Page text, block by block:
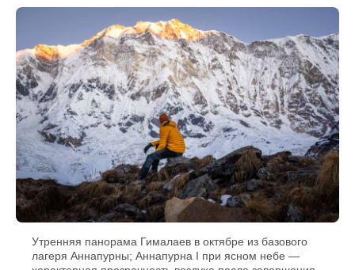
Утренняя панорама Гималаев в октябре из базового
лагеря Аннапурны; Аннапурна I при ясном небе —